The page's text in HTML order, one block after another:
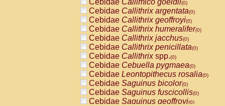
Cebidae Callimico goeldii(0)
Cebidae Callithrix argentata(0)
Cebidae Callithrix geoffroyi(0)
Cebidae Callithrix humeralifer(0)
Cebidae Callithrix jacchus(0)
Cebidae Callithrix penicillata(0)
Cebidae Callithrixspp.(0)
Cebidae Cebuella pygmaea(0)
Cebidae Leontopithecus rosalia(0)
Cebidae Saguinus bicolor(0)
Cebidae Saguinus fuscicollis(0)
Cebidae Saguinus geoffroyi(0)